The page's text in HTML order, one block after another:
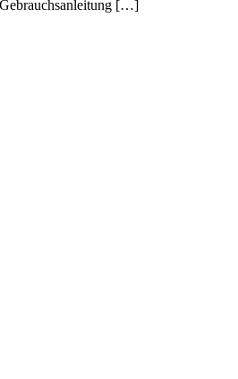
Gebrauchsanleitung […]